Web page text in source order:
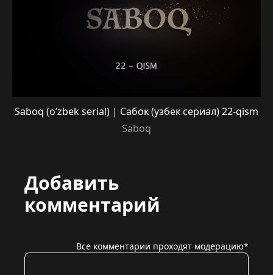
Saboq (o’zbek serial) | Сабок (узбек сериал) 22-qism
Saboq
Добавить
комментарий
Все комментарии проходят модерацию*